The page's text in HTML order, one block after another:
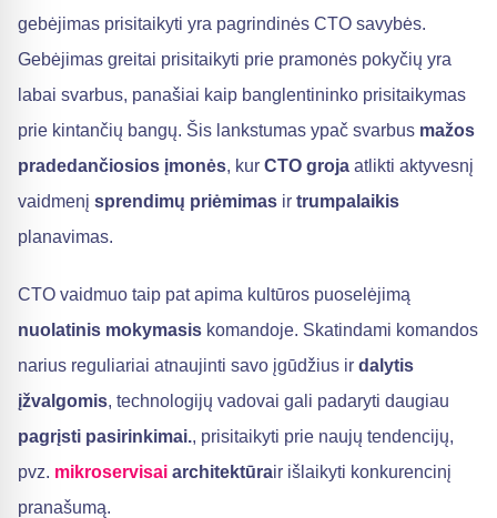
gebėjimas prisitaikyti yra pagrindinės CTO savybės.
Gebėjimas greitai prisitaikyti prie pramonės pokyčių yra
labai svarbus, panašiai kaip banglentininko prisitaikymas
prie kintančių bangų. Šis lankstumas ypač svarbus mažos
pradedančiosios įmonės, kur CTO groja atlikti aktyvesnį
vaidmenį sprendimų priėmimas ir trumpalaikis
planavimas.
CTO vaidmuo taip pat apima kultūros puoselėjimą
nuolatinis mokymasis komandoje. Skatindami komandos
narius reguliariai atnaujinti savo įgūdžius ir dalytis
įžvalgomis, technologijų vadovai gali padaryti daugiau
pagrįsti pasirinkimai., prisitaikyti prie naujų tendencijų,
pvz. mikroservisai architektūrair išlaikyti konkurencinį
pranašumą.